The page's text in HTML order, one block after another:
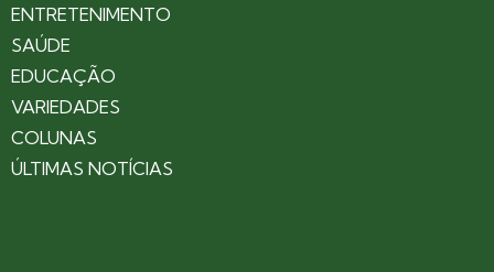
ENTRETENIMENTO
SAÚDE
EDUCAÇÃO
VARIEDADES
COLUNAS
ÚLTIMAS NOTÍCIAS